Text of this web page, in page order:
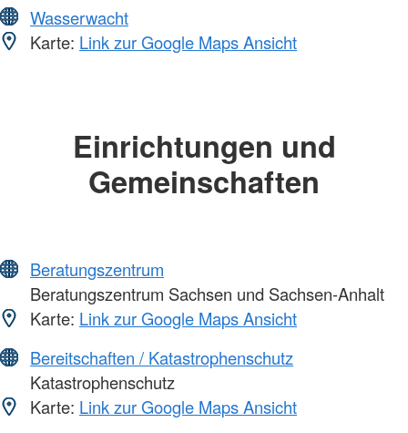
Wasserwacht
Karte: Link zur Google Maps Ansicht
Einrichtungen und
Gemeinschaften
Beratungszentrum
Beratungszentrum Sachsen und Sachsen-Anhalt
Karte: Link zur Google Maps Ansicht
Bereitschaften / Katastrophenschutz
Katastrophenschutz
Karte: Link zur Google Maps Ansicht